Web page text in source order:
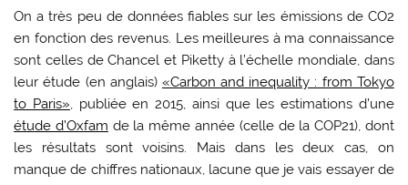
On a très peu de données fiables sur les émissions de CO2
en fonction des revenus. Les meilleures à ma connaissance
sont celles de Chancel et Piketty à l’échelle mondiale, dans
leur étude (en anglais) «Carbon and inequality : from Tokyo
to Paris», publiée en 2015, ainsi que les estimations d’une
étude d’Oxfam de la même année (celle de la COP21), dont
les résultats sont voisins. Mais dans les deux cas, on
manque de chiffres nationaux, lacune que je vais essayer de